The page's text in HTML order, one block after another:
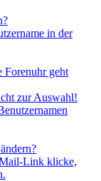
in der
Forenuhr geht
zur Auswahl!
Link klicke,